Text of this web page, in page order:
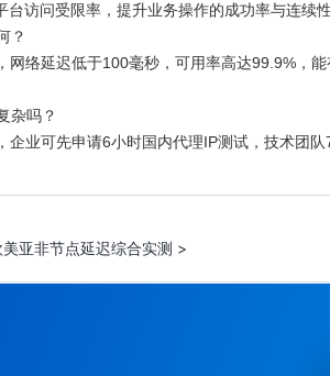
访问受限率，提升业务操作的成功率与连续
？
络延迟低于100毫秒，可用率高达99.9%，
杂吗？
业可先申请6小时国内代理IP测试，技术团
亚非节点延迟综合实测 >